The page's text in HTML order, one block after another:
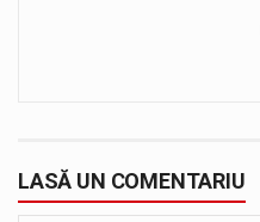
LASĂ UN COMENTARIU